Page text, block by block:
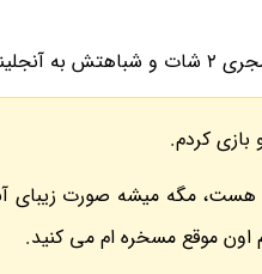
گفت:
کردم.
مگه میشه صورت زیبای
موقع مسخره ام می کنید.